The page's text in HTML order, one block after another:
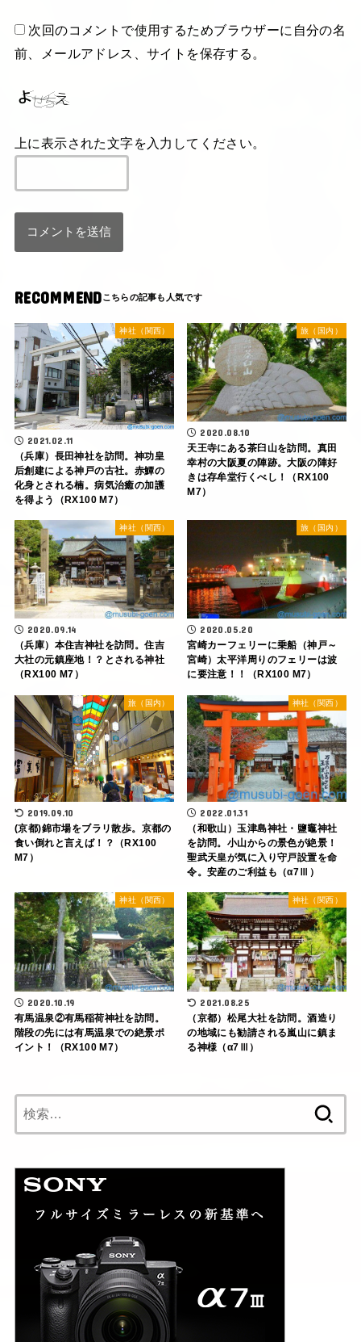
次回のコメントで使用するためブラウザーに自分の名
前、メールアドレス、サイトを保存する。
上に表示された文字を入力してください。
RECOMMEND
神社（関西）
2021.02.11
（兵庫）長田神社を訪問。神功皇
后創建による神戸の古社。赤鱏の
化身とされる楠。病気治癒の加護
を得よう（RX100 M7）
旅（国内）
2020.08.10
天王寺にある茶臼山を訪問。真田
幸村の大阪夏の陣跡。大阪の陣好
きは存牟堂行くべし！（RX100
M7）
神社（関西）
2020.09.14
（兵庫）本住吉神社を訪問。住吉
大社の元鎮座地！？とされる神社
（RX100 M7）
旅（国内）
2020.05.20
宮崎カーフェリーに乗船（神戸～
宮崎）太平洋周りのフェリーは波
に要注意！！（RX100 M7）
旅（国内）
2019.09.10
(京都)錦市場をブラリ散歩。京都の
食い倒れと言えば！？（RX100
M7）
神社（関西）
2022.01.31
（和歌山）玉津島神社・鹽竈神社
を訪問。小山からの景色が絶景！
聖武天皇が気に入り守戸設置を命
令。安産のご利益も（α7Ⅲ）
神社（関西）
2020.10.19
有馬温泉②有馬稲荷神社を訪問。
階段の先には有馬温泉での絶景ポ
イント！（RX100 M7）
神社（関西）
2021.08.25
（京都）松尾大社を訪問。酒造り
の地域にも勧請される嵐山に鎮ま
る神様（α7Ⅲ）
索: